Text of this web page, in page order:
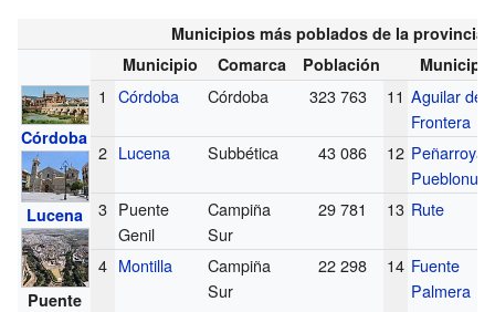
Municipios más poblados de la provincia
Córdoba
Lucena
Puente
Municipio Comarca Población Municipio
1 Córdoba Córdoba 323 763 11 Aguilar de
Frontera
2 Lucena Subbética 43 086 12 Peñarroya-
3 Puente
Genil
Campiña
Sur
29 781 13 Rute
4 Montilla
Campiña
Sur
22 298 14 Fuente
Palmera